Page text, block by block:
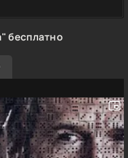
бесплатно